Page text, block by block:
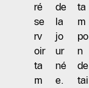
ré
se
rv
oir
ta
m
de
la
jo
ur
né
e.
ta
m
po
n
de
tai